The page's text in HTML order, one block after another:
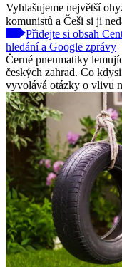
Vyhlašujeme největší
komunistů a Češi si ji
Přidejte si obsah
hledání a Google zprávy
Černé pneumatiky
českých zahrad. Co
vyvolává otázky o vlivu